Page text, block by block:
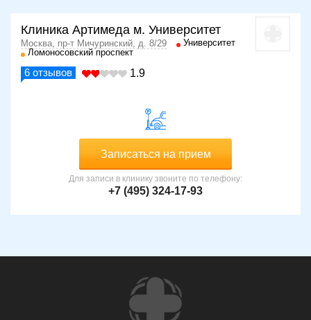
Клиника Артимеда м. Университет
Москва, пр-т Мичуринский, д. 8/29
Университет
Ломоносовский проспект
6 отзывов 1.9
Записаться на прием
Для записи в клинику звоните по телефону:
+7 (495) 324-17-93